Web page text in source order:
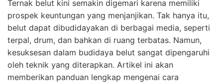
Ternak belut kini semakin digemari karena memiliki
prospek keuntungan yang menjanjikan. Tak hanya itu,
belut dapat dibudidayakan di berbagai media, seperti
terpal, drum, dan bahkan di ruang terbatas. Namun,
kesuksesan dalam budidaya belut sangat dipengaruhi
oleh teknik yang diterapkan. Artikel ini akan
memberikan panduan lengkap mengenai cara